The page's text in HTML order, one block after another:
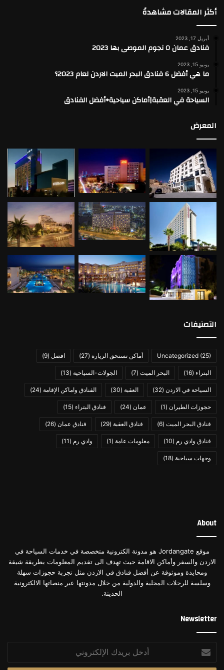
أكثر المقالات مشاهدةً
أبريل 17, 2023
فنادق عمان ٥ نجوم الموصى بها 2023
يونيو 15, 2023
ما هي أفضل 6 فنادق البحر الميت الاردن لعام 2023؟
يونيو 15, 2023
السياحة في العقبة|أماكن سياحية+أفضل الفنادق
المعرض
التصنيفات
Uncategorized (25) أماكن تستحق الزيارة (27) افضل (9)
البتراء (16) البحر الميت (7) الجولات-السياحية (13)
السياحة في الاردن (32) العقبة (30) الفنادق واماكن الإقامة (24)
حجوزات الطيران (1) عمان (24) فنادق البتراء (15)
فنادق البحر الميت (6) فنادق العقبة (29) فنادق عمان (26)
فنادق وادي رم (10) معلومات عامة (1) وادي رم (11)
وجهات سياحية (18)
About
موقع Jordangate هو مدونة الكترونية متخصصة في خدمات السياحة في
الاردن والسفر وأماكن الاقامة حيث تهدف الى تقديم المعلومات بطريقة شيقة
ومحايدة وموثوقة عن أفضل فنادق في الاردن مثل تجربة حجوزات سهلة
وسلسة للرحلات المحلية والدولية من خلال مدونتها عبر منصاتها الالكترونية
الحديثة.
Newsletter
بريدك
الإلكتروني